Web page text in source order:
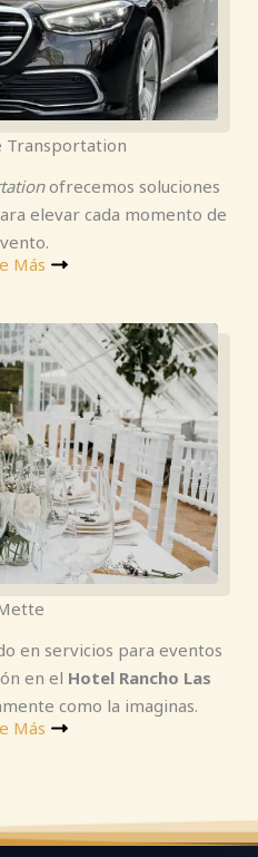
Transportation
ofrecemos soluciones
elevar cada momento de
Más
en servicios para eventos
en el Hotel Rancho Las
como la imaginas.
Más